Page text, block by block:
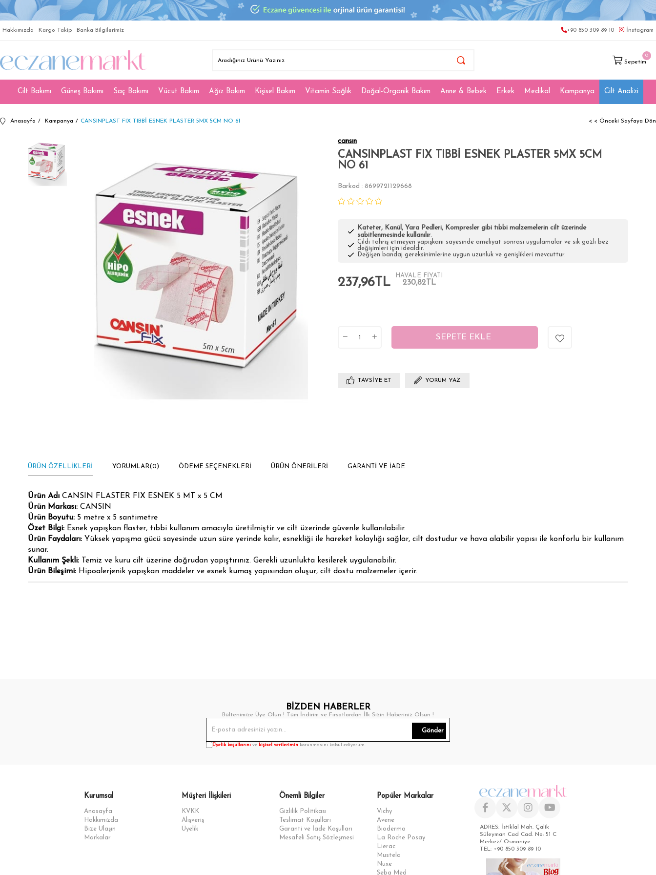
Hakkımızda Kargo Takip Banka Bilgilerimiz +90 850 309 89 10 İnstagram
Sepetim
0
Cilt Bakımı Güneş Bakımı Saç Bakımı Vücut Bakım Ağız Bakım Kişisel Bakım Vitamin Sağlık Doğal-Organik Bakım Anne & Bebek Erkek Medikal Kampanya Cilt Analizi
Anasayfa Kampanya CANSINPLAST FIX TIBBİ ESNEK PLASTER 5MX 5CM NO 61 < < Önceki Sayfaya Dön
cansın
CANSINPLAST FIX TIBBİ ESNEK PLASTER 5MX 5CM
NO 61
Barkod : 8699721129668
Kateter, Kanül, Yara Pedleri, Kompresler gibi tıbbi malzemelerin cilt üzerinde
sabitlenmesinde kullanılır.
Cildi tahriş etmeyen yapışkanı sayesinde ameliyat sonrası uygulamalar ve sık gazlı bez
değişimleri için idealdir.
Değişen bandaj gereksinimlerine uygun uzunluk ve genişlikleri mevcuttur.
237,96TL
HAVALE FİYATI
230,82TL
TAVSIYE ET YORUM YAZ
ÜRÜN ÖZELLIKLERI YORUMLAR(0) ÖDEME SEÇENEKLERI ÜRÜN ÖNERILERI GARANTI VE İADE
Ürün Adı CANSIN FLASTER FIX ESNEK 5 MT x 5 CM
Ürün Markası: CANSIN
Ürün Boyutu: 5 metre x 5 santimetre
Özet Bilgi: Esnek yapışkan flaster, tıbbi kullanım amacıyla üretilmiştir ve cilt üzerinde güvenle kullanılabilir.
Ürün Faydaları: Yüksek yapışma gücü sayesinde uzun süre yerinde kalır, esnekliği ile hareket kolaylığı sağlar, cilt dostudur ve hava alabilir yapısı ile konforlu bir kullanım
sunar.
Kullanım Şekli: Temiz ve kuru cilt üzerine doğrudan yapıştırınız. Gerekli uzunlukta kesilerek uygulanabilir.
Ürün Bileşimi: Hipoalerjenik yapışkan maddeler ve esnek kumaş yapısından oluşur, cilt dostu malzemeler içerir.
BİZDEN HABERLER
Bültenimize Üye Olun ! Tüm İndirim ve Fırsatlardan İlk Sizin Haberiniz Olsun !
Gönder
Üyelik koşullarını ve kişisel verilerimin korunmasını kabul ediyorum.
Kurumsal
Anasayfa
Hakkımızda
Bize Ulaşın
Markalar
Müşteri İlişkileri
KVKK
Alışveriş
Üyelik
Önemli Bilgiler
Gizlilik Politikası
Teslimat Koşulları
Garanti ve İade Koşulları
Mesafeli Satış Sözleşmesi
Popüler Markalar
Vichy
Avene
Bioderma
La Roche Posay
Lierac
Mustela
Nuxe
Seba Med
ADRES: İstiklal Mah. Çalik
Süleyman Cad Cad. No: 51 C
Merkez/ Osmaniye
TEL: +90 850 309 89 10